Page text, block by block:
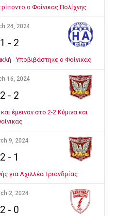
ο Φοίνικας Πολίχνης
24, 2024
1 - 2
- Υποβιβάστηκε ο Φοίνικας
16, 2024
2 - 2
έμειναν στο 2-2 Κύμινα και
9, 2024
2 - 1
για Αχιλλέα Τριανδρίας
2, 2024
2 - 0